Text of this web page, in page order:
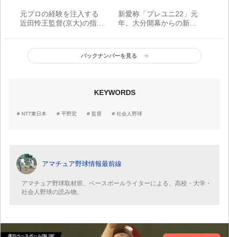
元プロの経験を注入する
近田怜王監督(京大)の指導
新愛称「プレユニ22」元
年。大分開幕からの新た
バックナンバーを見る
KEYWORDS
NTT東日本 平野宏 監督 社会人野球
アマチュア野球情報最前線
アマチュア野球取材班、ベースボールライターによる、高校・大学・
社会人野球の読み物。